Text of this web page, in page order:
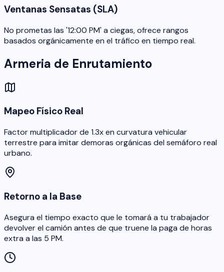
Ventanas Sensatas (SLA)
No prometas las '12:00 PM' a ciegas, ofrece rangos
basados orgánicamente en el tráfico en tiempo real.
Armeria de Enrutamiento
Mapeo Físico Real
Factor multiplicador de 1.3x en curvatura vehicular
terrestre para imitar demoras orgánicas del semáforo real
urbano.
Retorno a la Base
Asegura el tiempo exacto que le tomará a tu trabajador
devolver el camión antes de que truene la paga de horas
extra a las 5 PM.